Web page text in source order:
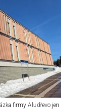
firmy Aludřevo jen